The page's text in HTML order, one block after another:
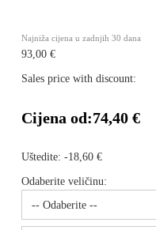
Najniža cijena u zadnjih 30 dana
93,00 €
Sales price with discount:
Cijena od:74,40 €
Uštedite: -18,60 €
Odaberite veličinu: